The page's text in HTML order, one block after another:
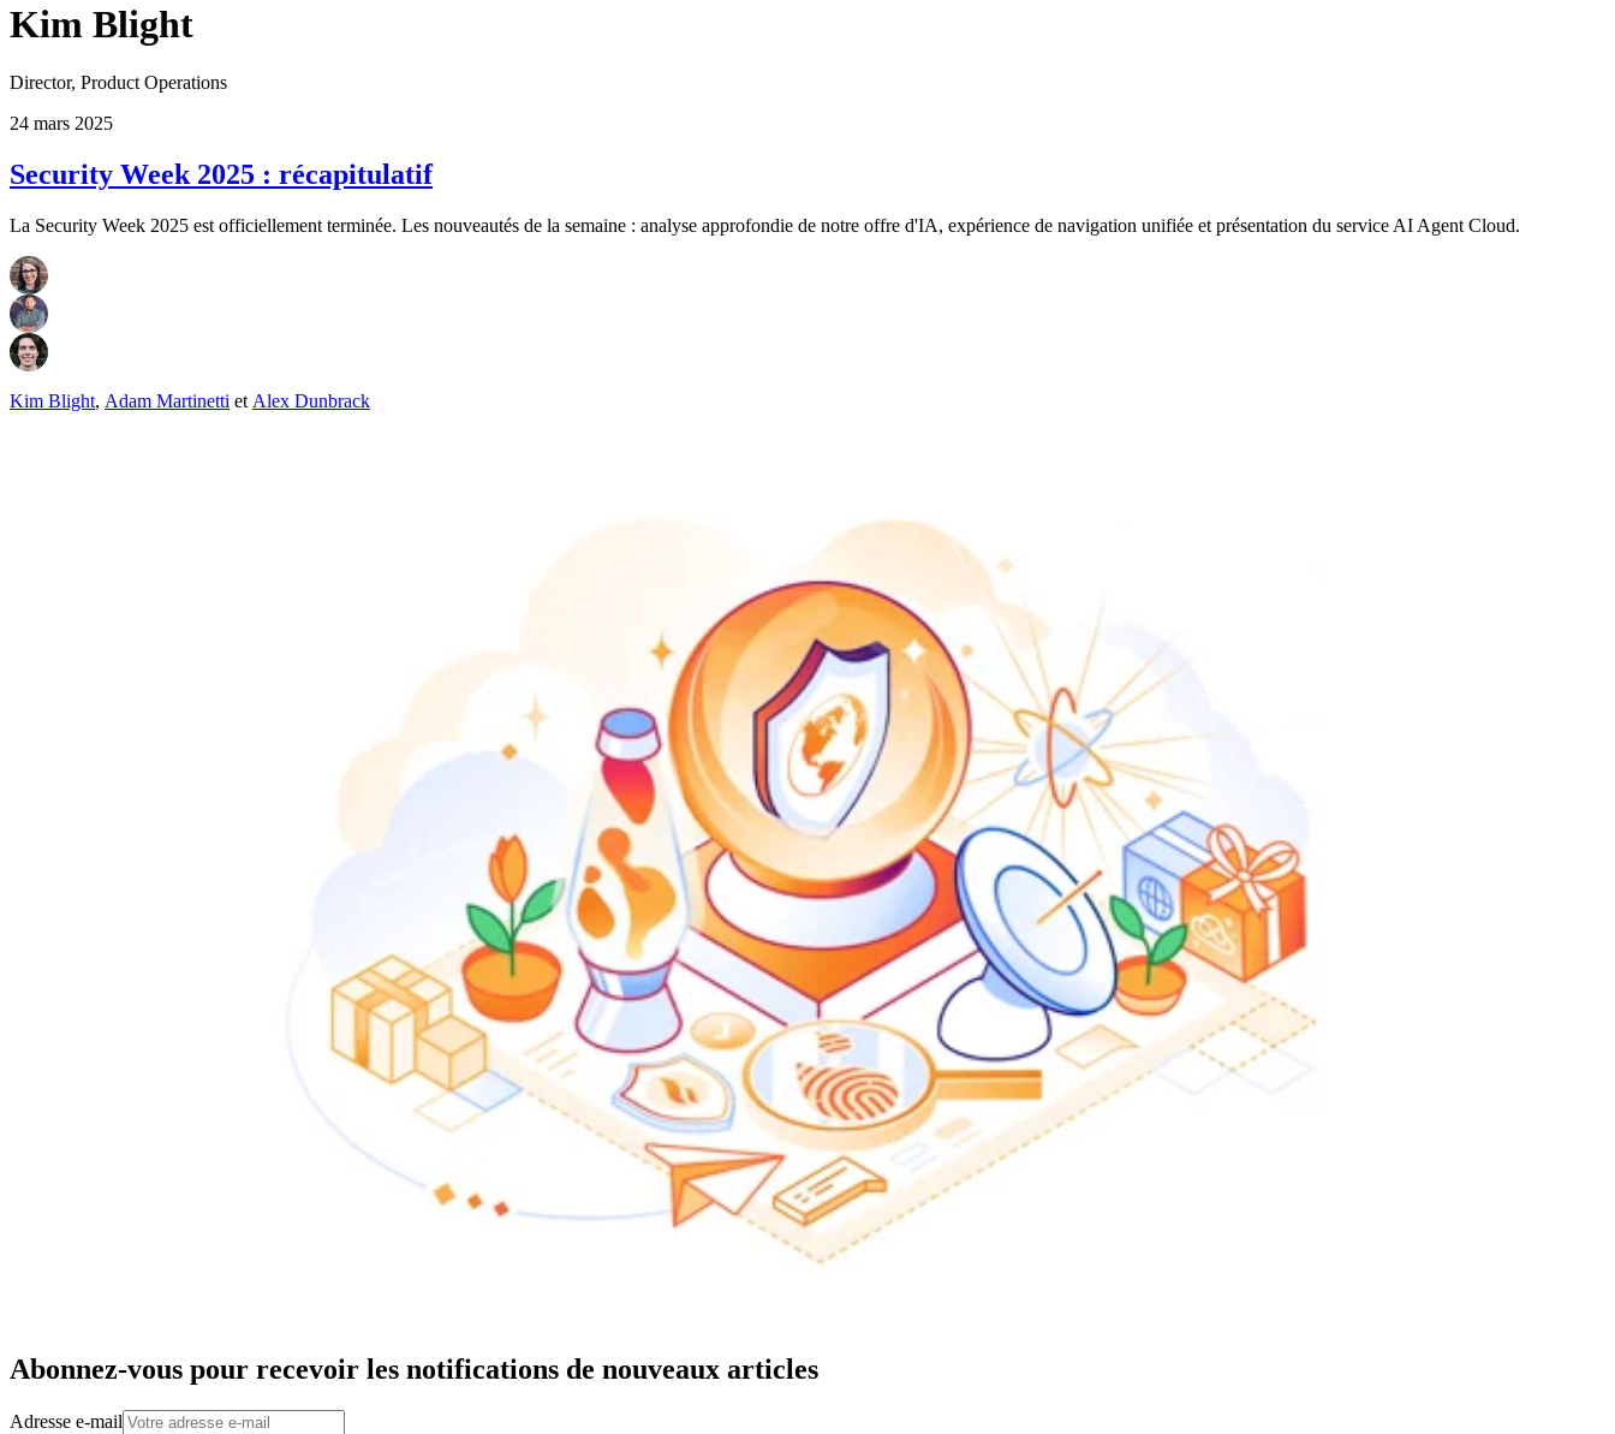
Kim Blight
Director, Product Operations
24 mars 2025
Security Week 2025 : récapitulatif
La Security Week 2025 est officiellement terminée. Les nouveautés de la semaine : analyse approfondie de notre offre d'IA, expérience de navigation unifiée et présentation du service AI Agent Cloud.
Kim Blight, Adam Martinetti et Alex Dunbrack
Abonnez-vous pour recevoir les notifications de nouveaux articles
Adresse e-mail